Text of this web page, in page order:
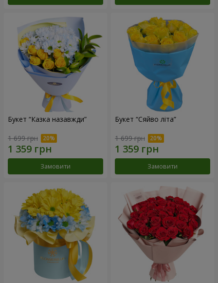
Букет “Казка назавжди”
1 699 грн
Замовити
Букет “Сяйво літа”
1 699 грн
Замовити